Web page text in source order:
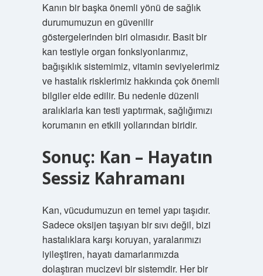
Kanın bir başka önemli yönü de sağlık
durumumuzun en güvenilir
göstergelerinden biri olmasıdır. Basit bir
kan testiyle organ fonksiyonlarımız,
bağışıklık sistemimiz, vitamin seviyelerimiz
ve hastalık risklerimiz hakkında çok önemli
bilgiler elde edilir. Bu nedenle düzenli
aralıklarla kan testi yaptırmak, sağlığımızı
korumanın en etkili yollarından biridir.
Sonuç: Kan – Hayatın
Sessiz Kahramanı
Kan, vücudumuzun en temel yapı taşıdır.
Sadece oksijen taşıyan bir sıvı değil, bizi
hastalıklara karşı koruyan, yaralarımızı
iyileştiren, hayatı damarlarımızda
dolaştıran mucizevi bir sistemdir. Her bir